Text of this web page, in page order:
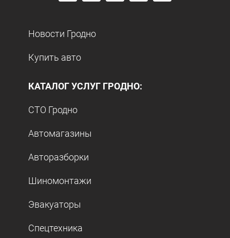
Новости Гродно
Купить авто
КАТАЛОГ УСЛУГ ГРОДНО:
СТО Гродно
Автомагазины
Авторазборки
Шиномонтажи
Эвакуаторы
Спецтехника